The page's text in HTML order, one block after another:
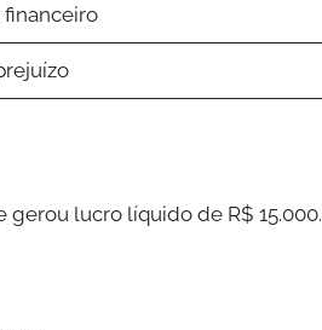
financeiro
lucro líquido de R$ 15.000.